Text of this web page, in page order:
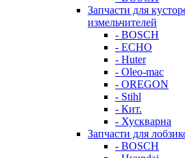
Запчасти для
измельчителей
- BOSCH
- ECHO
- Huter
- Oleo-mac
- OREGON
- Stihl
- Кит.
- Хускварна
Запчасти для
- BOSCH